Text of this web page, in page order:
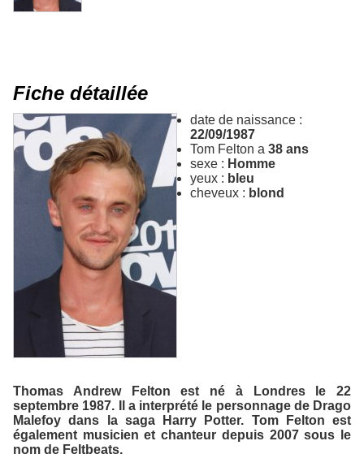
Fiche détaillée
date de naissance :
22/09/1987
Tom Felton a 38 ans
sexe : Homme
yeux : bleu
cheveux : blond
Thomas Andrew Felton est né à Londres le 22
septembre 1987. Il a interprété le personnage de Drago
Malefoy dans la saga Harry Potter. Tom Felton est
également musicien et chanteur depuis 2007 sous le
nom de Feltbeats.